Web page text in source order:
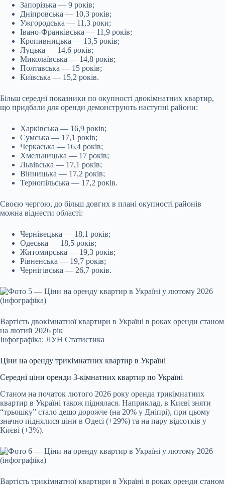
Запорізька — 9 років;
Дніпровська — 10,3 років;
Ужгородська — 11,3 роки;
Івано-Франківська — 11,9 років;
Кропивницька — 13,5 років;
Луцька — 14,6 років;
Миколаївська — 14,8 років;
Полтавська — 15 років;
Київська — 15,2 років.
Більш середні показники по окупності двокімнатних квартир,
що придбали для оренди демонструють наступні райони:
Харківська — 16,9 років;
Сумська — 17,1 років;
Черкаська — 16,4 років;
Хмельницька — 17 років;
Львівська — 17,1 років;
Вінницька — 17,2 років;
Тернопільська — 17,2 років.
Своєю чергою, до більш довгих в плані окупності районів
можна віднести області:
Чернівецька — 18,1 років;
Одеська — 18,5 років;
Житомирська — 19,3 років;
Рівненська — 19,7 років;
Чернігівська — 26,7 років.
Вартість двокімнатної квартири в Україні в роках оренди станом
на лютий 2026 рік
Інфографіка: ЛУН Статистика
Ціни на оренду трикімнатних квартир в Україні
Середні ціни оренди 3-кімнатних квартир по Україні
Станом на початок лютого 2026 року оренда трикімнатних
квартир в Україні також піднялася. Наприклад, в Києві зняти
“трьошку” стало дещо дорожче (на 20% у Дніпрі), при цьому
значно піднялися ціни в Одесі (+29%) та на пару відсотків у
Києві (+3%).
Вартість трикімнатної квартири в Україні в роках оренди станом